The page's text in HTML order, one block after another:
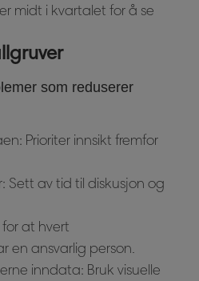
midt i kvartalet for å se
som reduserer
Prioriter innsikt fremfor
Sett av tid til diskusjon og
at hvert
en ansvarlig person.
inndata: Bruk visuelle